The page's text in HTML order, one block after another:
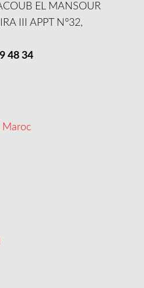
EL MANSOUR
III APPT N°32,
48 34
Maroc